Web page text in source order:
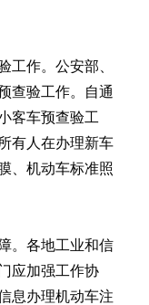
工作。公安部、
查验工作。自通
客车预查验工
有人在办理新车
、机动车标准照
。各地工业和信
应加强工作协
息办理机动车注